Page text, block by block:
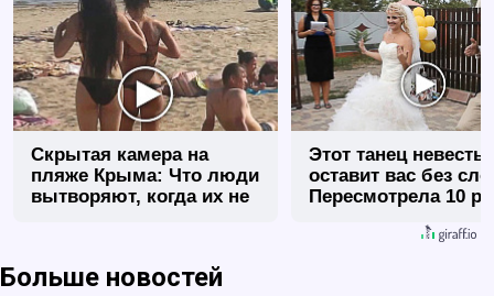
Скрытая камера на
пляже Крыма: Что люди
вытворяют, когда их не
Этот танец невесты
оставит вас без
Пересмотрела 10
Больше новостей